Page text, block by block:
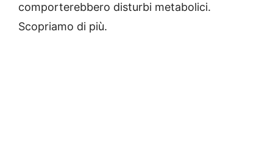
comporterebbero disturbi metabolici.
Scopriamo di più.